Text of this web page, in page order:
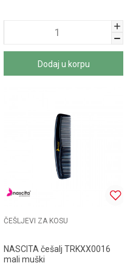
Dodaj u korpu
ČEŠLJEVI ZA KOSU
NASCITA češalj TRKXX0016
mali muški